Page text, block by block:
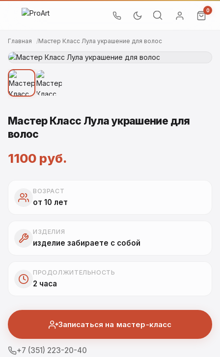
0
Главная Мастер Класс Лула украшение для волос
Мастер Класс Лула украшение для
волос
1100 руб.
ВОЗРАСТ
от 10 лет
ИЗДЕЛИЯ
изделие забираете с собой
ПРОДОЛЖИТЕЛЬНОСТЬ
2 часа
Записаться на мастер-класс
+7 (351) 223-20-40